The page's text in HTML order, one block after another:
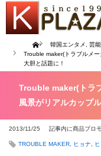
Home 韓国エンタメ
芸
Trouble maker(トラブルメ
大胆と話題に！
Trouble maker(トラ
風景がリアルカップ
2013/11/25 記事内に商品プロ
TROUBLE MAKER ヒョナ